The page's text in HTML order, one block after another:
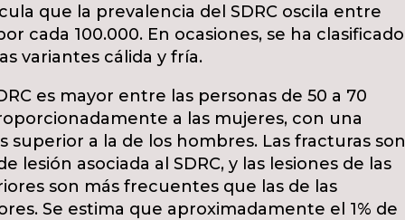
que la prevalencia del SDRC oscila entre
cada 100.000. En ocasiones, se ha clasificado
variantes cálida y fría.
es mayor entre las personas de 50 a 70
a las mujeres, con una
superior a la de los hombres. Las fracturas son
lesión asociada al SDRC, y las lesiones de las
son más frecuentes que las de las
Se estima que aproximadamente el 1% de